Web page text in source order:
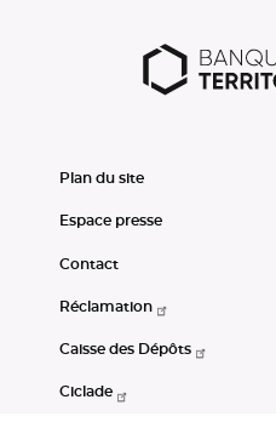
Plan du site
Espace presse
Contact
Réclamation
Caisse des Dépôts
Ciclade